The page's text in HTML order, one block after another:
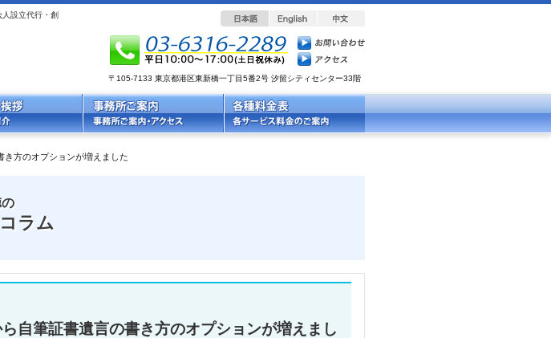
設立代行・創
〒105-7133 東京都港区東新橋一丁目5番2号 汐留シティセンター33階
き方のオプションが増えました
ラム
自筆証書遺言の書き方のオプションが増えまし